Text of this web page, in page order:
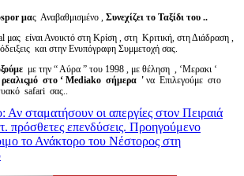
μας Αναβαθμισμένο , Συνεχίζει το Ταξίδι του ..
μας είναι Ανοικτό στη Κρίση , στη Κριτική, στη Διάδραση ,
και στην Ενυπόγραφη Συμμετοχή σας.
με την “ Αύρα ” του 1998 , με θέληση , ‘Μερακι ‘
ρεαλιςμό στο ‘ Mediako σήμερα ' να Επιλεγούμε στο
safari σας..
σταματήσουν οι απεργίες στον Πειραιά
πρόσθετες επενδύσεις. Προηγούμενο
το Ανάκτορο του Νέστορος στη